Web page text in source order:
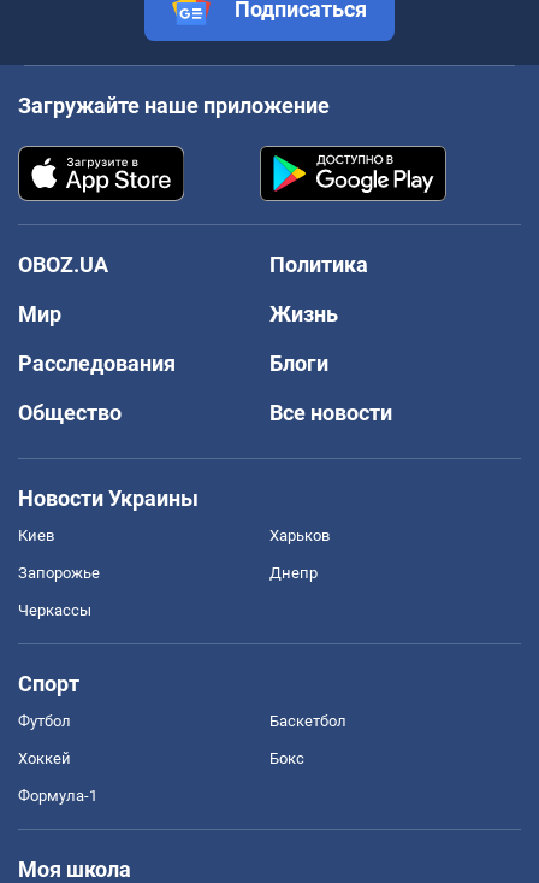
Подписаться
Загружайте наше приложение
OBOZ.UA
Политика
Мир
Жизнь
Расследования
Блоги
Общество
Все новости
Новости Украины
Киев Харьков
Запорожье Днепр
Черкассы
Спорт
Футбол Баскетбол
Хоккей Бокс
Формула-1
Моя школа